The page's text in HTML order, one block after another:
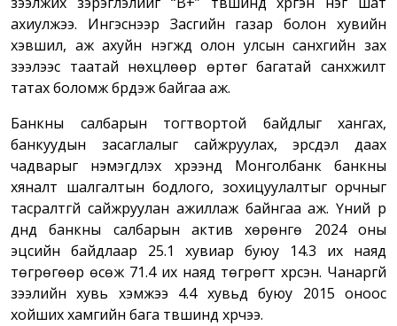
ахиулжээ. Ингэснээр Засгийн газар болон хувийн
хэвшил, аж ахуйн нэгжүүд олон улсын санхүүгийн зах
зээлээс таатай нөхцлөөр өртөг багатай санхүүжилт
татах боломж бүрдэж байгаа аж.
Банкны салбарын тогтвортой байдлыг хангах,
банкуудын засаглалыг сайжруулах, эрсдэл даах
чадварыг нэмэгдүүлэх хүрээнд Монголбанк банкны
хяналт шалгалтын бодлого, зохицуулалтыг орчныг
тасралтгүй сайжруулан ажиллаж байнгаа аж. Үүний үр
дүнд банкны салбарын актив хөрөнгө 2024 оны
эцсийн байдлаар 25.1 хувиар буюу 14.3 их наяд
төгрөгөөр өсөж 71.4 их наяд төгрөгт хүрсэн. Чанаргүй
зээлийн хувь хэмжээ 4.4 хувьд буюу 2015 оноос
хойших хамгийн бага түвшинд хүрчээ.